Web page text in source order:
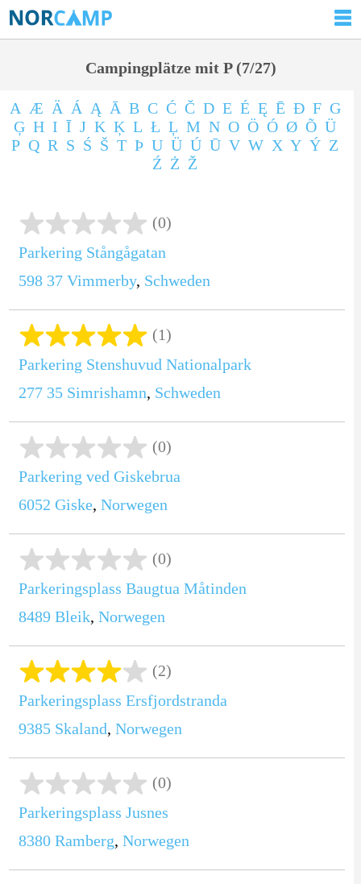
Campingplätze mit P (7/27)
A Æ Ä Á Ą Ā B C Ć Č D E É Ę Ē Ð F G
Ģ H I Ī J K Ķ L Ł Ļ M N O Ö Ó Ø Õ Ü
P Q R S Ś Š T Þ U Ü Ú Ū V W X Y Ý Z
Ź Ż Ž
(0)
Parkering Stångågatan
598 37 Vimmerby, Schweden
(1)
Parkering Stenshuvud Nationalpark
277 35 Simrishamn, Schweden
(0)
Parkering ved Giskebrua
6052 Giske, Norwegen
(0)
Parkeringsplass Baugtua Måtinden
8489 Bleik, Norwegen
(2)
Parkeringsplass Ersfjordstranda
9385 Skaland, Norwegen
(0)
Parkeringsplass Jusnes
8380 Ramberg, Norwegen